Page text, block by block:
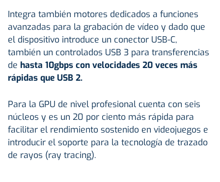
Integra también motores dedicados a funciones
avanzadas para la grabación de vídeo y dado que
el dispositivo introduce un conector USB-C,
también un controlados USB 3 para transferencias
de hasta 10gbps con velocidades 20 veces más
rápidas que USB 2.
Para la GPU de nivel profesional cuenta con seis
núcleos y es un 20 por ciento más rápida para
facilitar el rendimiento sostenido en videojuegos e
introducir el soporte para la tecnología de trazado
de rayos (ray tracing).